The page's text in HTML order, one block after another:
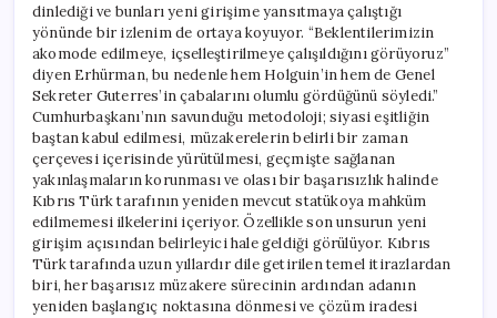
dinlediği ve bunları yeni girişime yansıtmaya çalıştığı
yönünde bir izlenim de ortaya koyuyor. “Beklentilerimizin
akomode edilmeye, içselleştirilmeye çalışıldığını görüyoruz”
diyen Erhürman, bu nedenle hem Holguin’in hem de Genel
Sekreter Guterres’in çabalarını olumlu gördüğünü söyledi.”
Cumhurbaşkanı’nın savunduğu metodoloji; siyasi eşitliğin
baştan kabul edilmesi, müzakerelerin belirli bir zaman
çerçevesi içerisinde yürütülmesi, geçmişte sağlanan
yakınlaşmaların korunması ve olası bir başarısızlık halinde
Kıbrıs Türk tarafının yeniden mevcut statükoya mahküm
edilmemesi ilkelerini içeriyor. Özellikle son unsurun yeni
girişim açısından belirleyici hale geldiği görülüyor. Kıbrıs
Türk tarafında uzun yıllardır dile getirilen temel itirazlardan
biri, her başarısız müzakere sürecinin ardından adanın
yeniden başlangıç noktasına dönmesi ve çözüm iradesi